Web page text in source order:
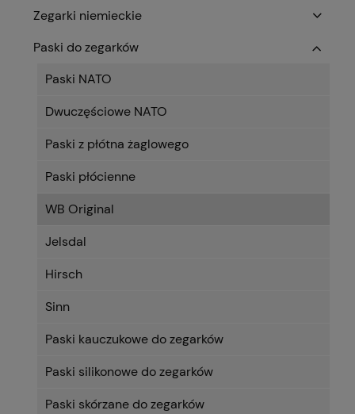
Zegarki niemieckie
Paski do zegarków
Paski NATO
Dwuczęściowe NATO
Paski z płótna żaglowego
Paski płócienne
WB Original
Jelsdal
Hirsch
Sinn
Paski kauczukowe do zegarków
Paski silikonowe do zegarków
Paski skórzane do zegarków